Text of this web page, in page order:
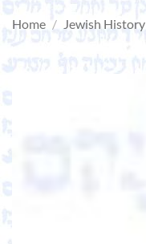
Home / Jewish History